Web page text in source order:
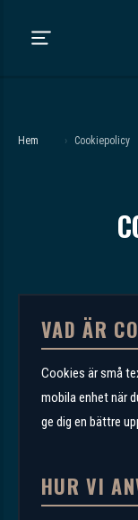
Hem › Cookiepolicy
VAD ÄR
Cookies är små
mobila enhet när
ge dig en bättre
HUR VI